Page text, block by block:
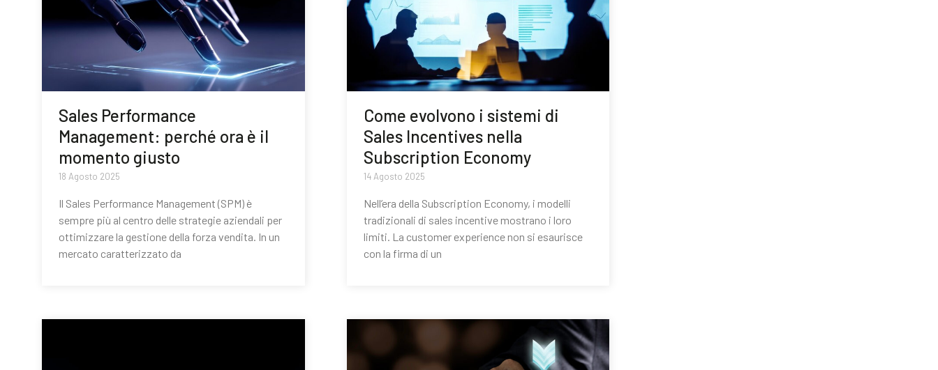
Sales Performance
Management: perché ora è il
momento giusto
18 Agosto 2025
Il Sales Performance Management (SPM) è
sempre più al centro delle strategie aziendali per
ottimizzare la gestione della forza vendita. In un
mercato caratterizzato da
Come evolvono i sistemi di
Sales Incentives nella
Subscription Economy
14 Agosto 2025
Nell’era della Subscription Economy, i modelli
tradizionali di sales incentive mostrano i loro
limiti. La customer experience non si esaurisce
con la firma di un